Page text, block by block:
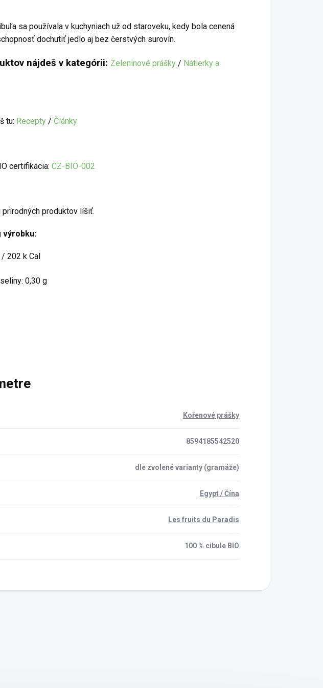
sa používala v kuchyniach už od staroveku, kedy bola cenená
dochutiť jedlo aj bez čerstvých surovín.
nájdeš v kategórii: Zeleninové prášky / Nátierky a
tu: Recepty / Články
certifikácia: CZ-BIO-002
produktov líšiť.
výrobku:
202 k Cal
0,30 g
Kořenové prášky
8594185542520
dle zvolené varianty (gramáže)
Egypt / Čína
Les fruits du Paradis
100 % cibule BIO